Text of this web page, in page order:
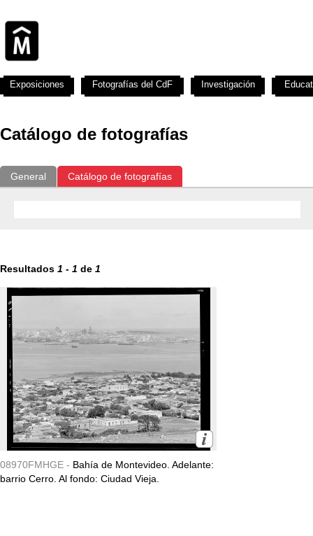
Catálogo de fotografías
General Catálogo de fotografías
Resultados 1 - 1 de 1
08970FMHGE - Bahía de Montevideo. Adelante:
barrio Cerro. Al fondo: Ciudad Vieja.
Exposiciones Fotografías del CdF Investigación